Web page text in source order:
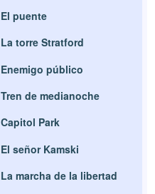
El puente
La torre Stratford
Enemigo público
Tren de medianoche
Capitol Park
El señor Kamski
La marcha de la libertad